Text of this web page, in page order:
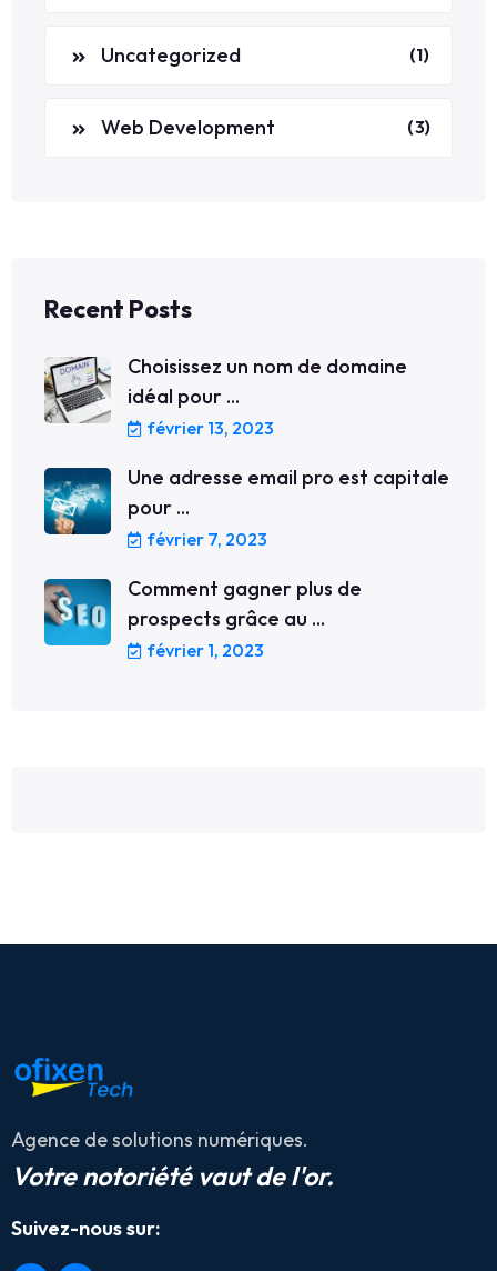
Uncategorized (1)
Web Development (3)
Recent Posts
Choisissez un nom de domaine
idéal pour ...
février 13, 2023
Une adresse email pro est capitale
pour ...
février 7, 2023
Comment gagner plus de
prospects grâce au ...
février 1, 2023
Agence de solutions numériques.
Votre notoriété vaut de l'or.
Suivez-nous sur: